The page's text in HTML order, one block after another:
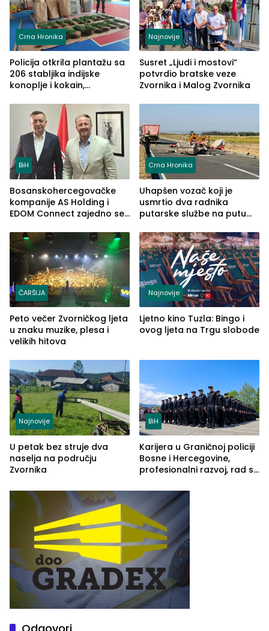
Crna Hronika
Policija otkrila plantažu sa
206 stabljika indijske
konoplje i kokain,
(FOTO)
Najnovije
Susret „Ljudi i mostovi“
potvrdio bratske veze
Zvornika i Malog Zvornika
BiH
Bosanskohercegovačke
kompanije AS Holding i
EDOM Connect zajedno se
Crna Hronika
Uhapšen vozač koji je
usmrtio dva radnika
putarske službe na putu
(FOTO)
ČARŠIJA
Peto večer Zvorničkog ljeta
u znaku muzike, plesa i
velikih hitova
Najnovije
Ljetno kino Tuzla: Bingo i
ovog ljeta na Trgu slobode
Najnovije
U petak bez struje dva
naselja na području
Zvornika
BiH
Karijera u Graničnoj policiji
Bosne i Hercegovine,
profesionalni razvoj, rad sa
služba građanima
Odgovori